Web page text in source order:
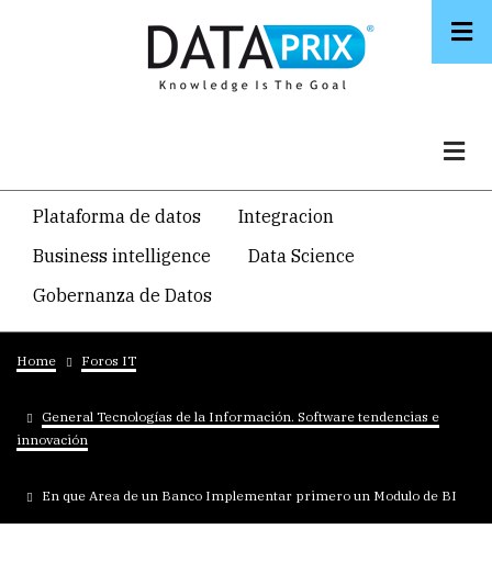
Navegacion
temática
principal
Plataforma de datos
Integracion
Business intelligence
Data Science
Gobernanza de Datos
Breadcrumb
Home Foros IT
General Tecnologías de la Información. Software tendencias e
innovación
En que Area de un Banco Implementar primero un Modulo de BI